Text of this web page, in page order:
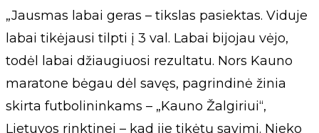
„Jausmas labai geras – tikslas pasiektas. Viduje
labai tikėjausi tilpti į 3 val. Labai bijojau vėjo,
todėl labai džiaugiuosi rezultatu. Nors Kauno
maratone bėgau dėl savęs, pagrindinė žinia
skirta futbolininkams – „Kauno Žalgiriui“,
Lietuvos rinktinei – kad jie tikėtų savimi. Nieko